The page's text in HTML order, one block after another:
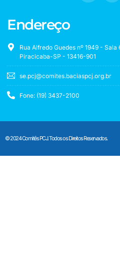
Endereço
Rua Alfredo Guedes nº 1949 -
Piracicaba-SP - 13416-901
se.pcj@comites.baciaspcj.org.br
Fone: (19) 3437-2100
© 2024 Comitês PCJ. Todos os Direitos Reservados.